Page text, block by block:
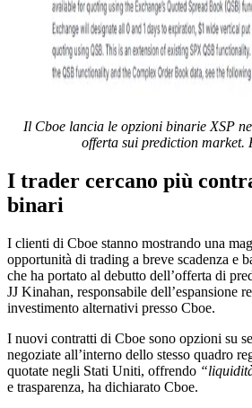
Il Cboe lancia le opzioni binarie XSP
offerta sui prediction market.
I trader cercano più
binari
I clienti di Cboe stanno mostrando una
opportunità di trading a breve scadenza e
che ha portato al debutto dell’offerta di
JJ Kinahan, responsabile dell’espansione
investimento alternativi presso Cboe.
I nuovi contratti di Cboe sono opzioni su
negoziate all’interno dello stesso quadro
quotate negli Stati Uniti, offrendo
e trasparenza, ha dichiarato Cboe.